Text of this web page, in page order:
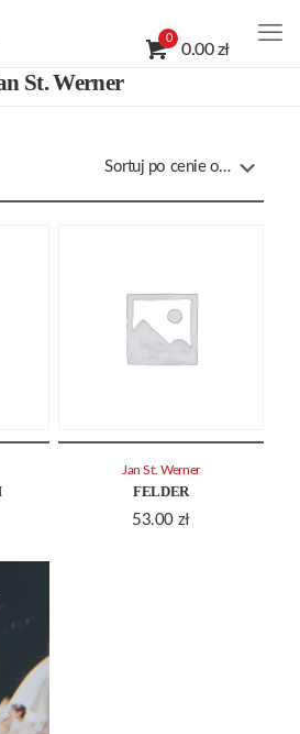
0
0.00 zł
St. Werner
FELDER
53.00 zł
Jan St. Werner